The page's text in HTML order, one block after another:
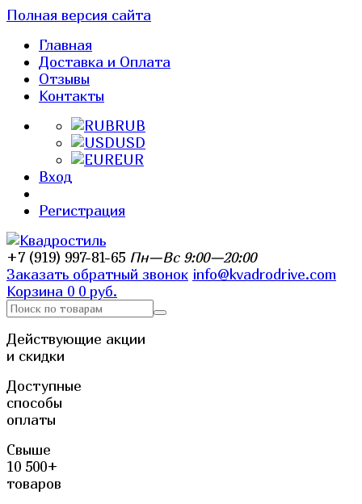
Полная версия сайта
Главная
Доставка и Оплата
Отзывы
Контакты
RUB
USD
EUR
Вход
Регистрация
+7 (919) 997-81-65 Пн—Вс 9:00—20:00
Заказать обратный звонок info@kvadrodrive.com
Корзина 0 0 руб.
Действующие акции
и скидки
Доступные
способы
оплаты
Свыше
10 500+
товаров